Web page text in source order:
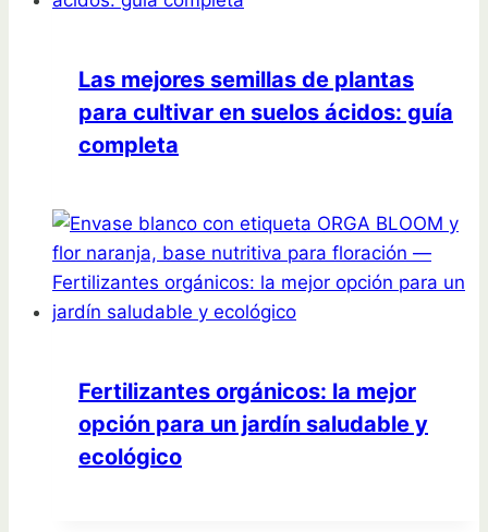
Las mejores semillas de plantas
para cultivar en suelos ácidos: guía
completa
Fertilizantes orgánicos: la mejor
opción para un jardín saludable y
ecológico